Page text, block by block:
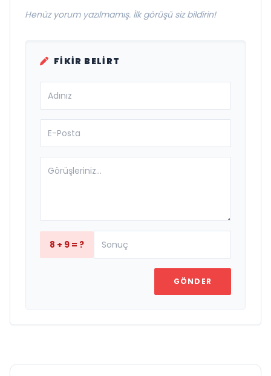
Henüz yorum yazılmamış. İlk görüşü siz bildirin!
FIKIR BELIRT
8 + 9 = ?
GÖNDER